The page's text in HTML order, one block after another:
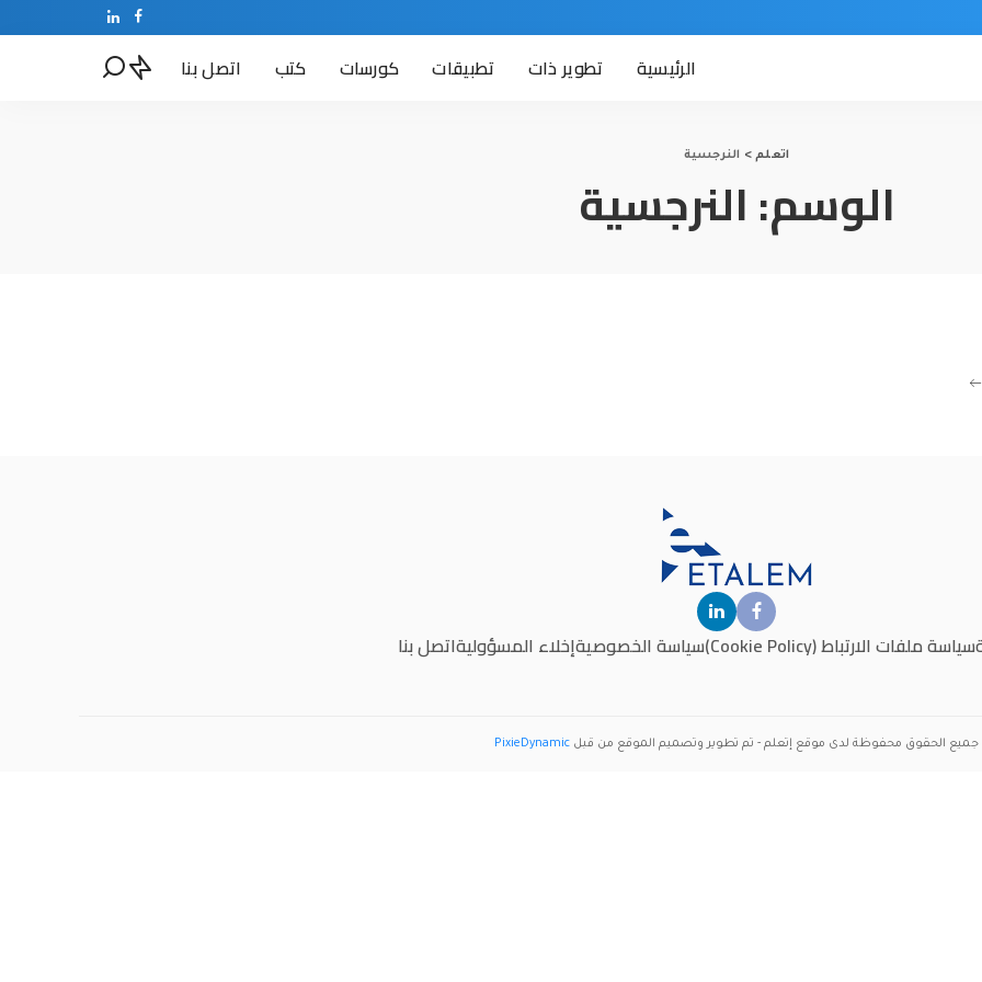
الرئيسية تطوير ذات تطبيقات كورسات كتب اتصل بنا
اتعلم> النرجسية
الوسم:النرجسية
سياسة ملفات الارتباط (Cookie Policy) سياسة الخصوصيةإخلاء المسؤوليةاتصل بنا
جميع الحقوق محفوظة لدى موقع إتعلم - تم تطوير وتصميم الموقع من قبل PixieDynamic